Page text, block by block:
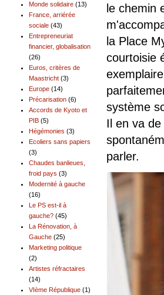
le chemin
la Place
courtoisie
système
Il en va
parler.
Monde solidaire (13)
France, arriérée
sociale (43)
Entrepreneuriat
financier, globalisation
(26)
Euros, critères de
Maastricht (3)
Europe (14)
Précarisation (6)
Accords de Kyoto et
PIB (5)
Hégémonies (3)
Ecoliers sans papiers
(3)
Chaudes banlieues,
froid pays (3)
Modernité à gauche
(16)
Le PS est-il à
gauche? (45)
La Rénovation, à
Gauche (25)
Marketing politique
(2)
Artistes réfractaires
(14)
VIème République (1)